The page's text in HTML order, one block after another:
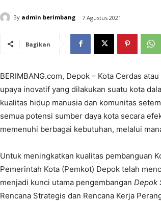
By admin berimbang 7 Agustus 2021
Bagikan
BERIMBANG.com, Depok – Kota Cerdas
upaya inovatif yang dilakukan suatu kota
kualitas hidup manusia dan komunitas
semua potensi sumber daya kota secara
memenuhi berbagai kebutuhan, melalui
Untuk meningkatkan kualitas pembanguan
Pemerintah Kota (Pemkot) Depok telah
menjadi kunci utama pengembangan Depok
Rencana Strategis dan Rencana Kerja